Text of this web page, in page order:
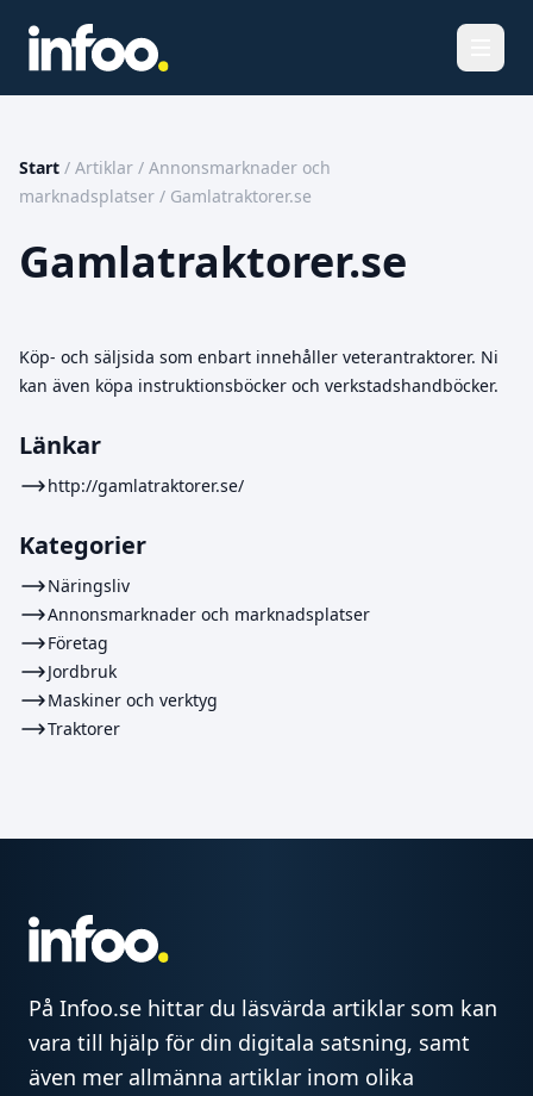
Start / Artiklar / Annonsmarknader och
marknadsplatser / Gamlatraktorer.se
Gamlatraktorer.se
Köp- och säljsida som enbart innehåller veterantraktorer. Ni
kan även köpa instruktionsböcker och verkstadshandböcker.
Länkar
http://gamlatraktorer.se/
Kategorier
Näringsliv
Annonsmarknader och marknadsplatser
Företag
Jordbruk
Maskiner och verktyg
Traktorer
På Infoo.se hittar du läsvärda artiklar som kan
vara till hjälp för din digitala satsning, samt
även mer allmänna artiklar inom olika